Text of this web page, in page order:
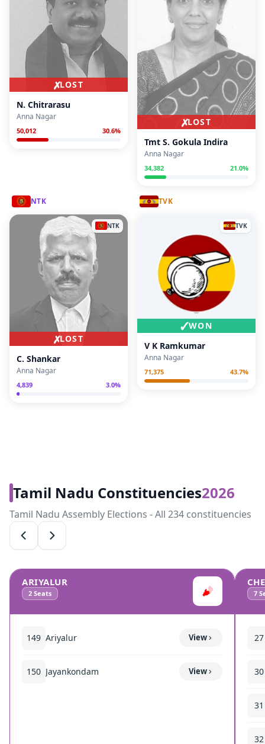
✗LOST
N. Chitrarasu
Anna Nagar
50,012 30.6%
✗LOST
Tmt S. Gokula Indira
Anna Nagar
34,382 21.0%
NTK
✗LOST
NTK
C. Shankar
Anna Nagar
4,839 3.0%
TVK
✓WON
TVK
V K Ramkumar
Anna Nagar
71,375 43.7%
Tamil Nadu Constituencies2026
Tamil Nadu Assembly Elections - All 234 constituencies
ARIYALUR
2 Seats
149 Ariyalur View
150 Jayankondam View
7
27
30
31
32